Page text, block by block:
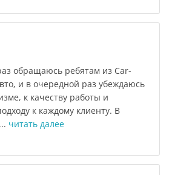
обращаюсь ребятам из Car-
и в очередной раз убеждаюсь
к качеству работы и
к каждому клиенту. В
читать далее